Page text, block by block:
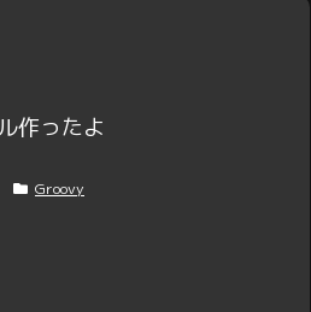
作ったよ
Groovy